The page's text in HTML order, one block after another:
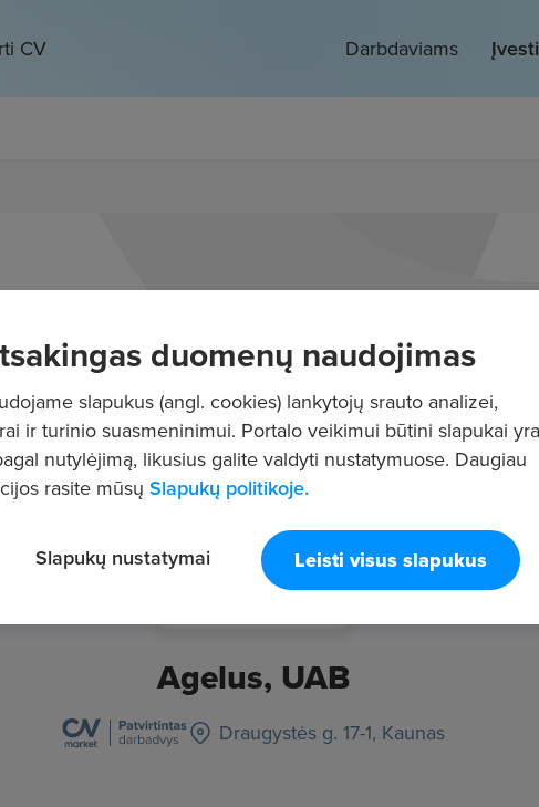
CV Darbdaviams
Agelus, UAB
Draugystės g. 17-1, Kaunas
duomenų naudojimas
slapukus (angl. cookies) lankytojų srauto analizei,
ir turinio suasmeninimui. Portalo veikimui būtini slapukai yra
nutylėjimą, likusius galite valdyti nustatymuose. Daugiau
rasite mūsų Slapukų politikoje.
Leisti visus slapukus
Slapukų nustatymai